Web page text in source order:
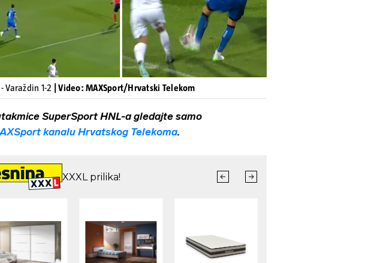
Varaždin 1-2 | Video: MAXSport/Hrvatski Telekom
SuperSport HNL-a gledajte samo
kanalu Hrvatskog Telekoma.